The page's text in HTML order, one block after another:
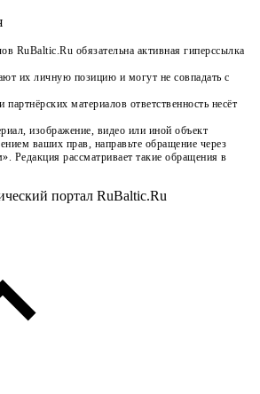
RuBaltic.Ru обязательна активная гиперссылка
их личную позицию и могут не совпадать с
материалов ответственность несёт
изображение, видео или иной объект
ваших прав, направьте обращение через
Редакция рассматривает такие обращения в
портал RuBaltic.Ru